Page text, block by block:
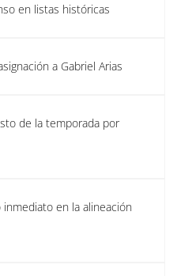
en listas históricas
a Gabriel Arias
de la temporada por
en la alineación